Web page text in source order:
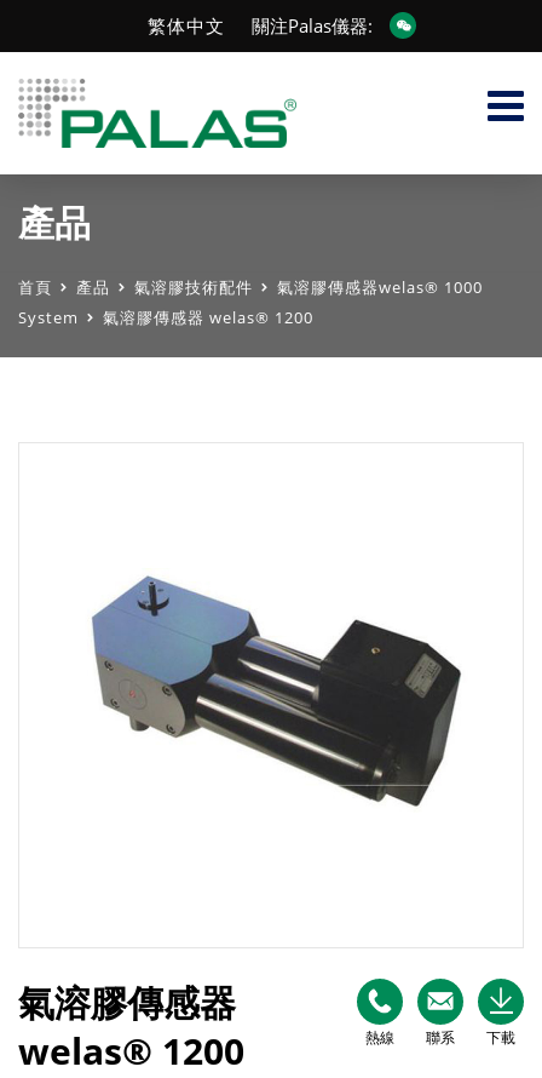
繁体中文 關注Palas儀器:
產品
首頁 產品 氣溶膠技術配件
氣溶膠傳感器welas® 1000
System
氣溶膠傳感器 welas® 1200
熱線 聯系 下載
氣溶膠傳感器
welas® 1200